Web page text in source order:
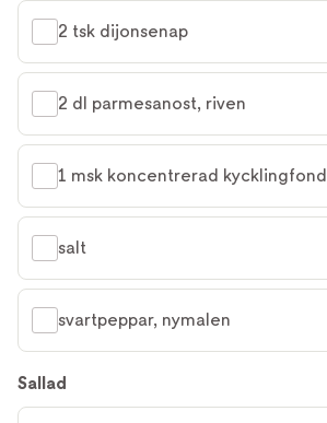
2 tsk dijonsenap
2 dl parmesanost, riven
1 msk koncentrerad kycklingfond
salt
svartpeppar, nymalen
Sallad